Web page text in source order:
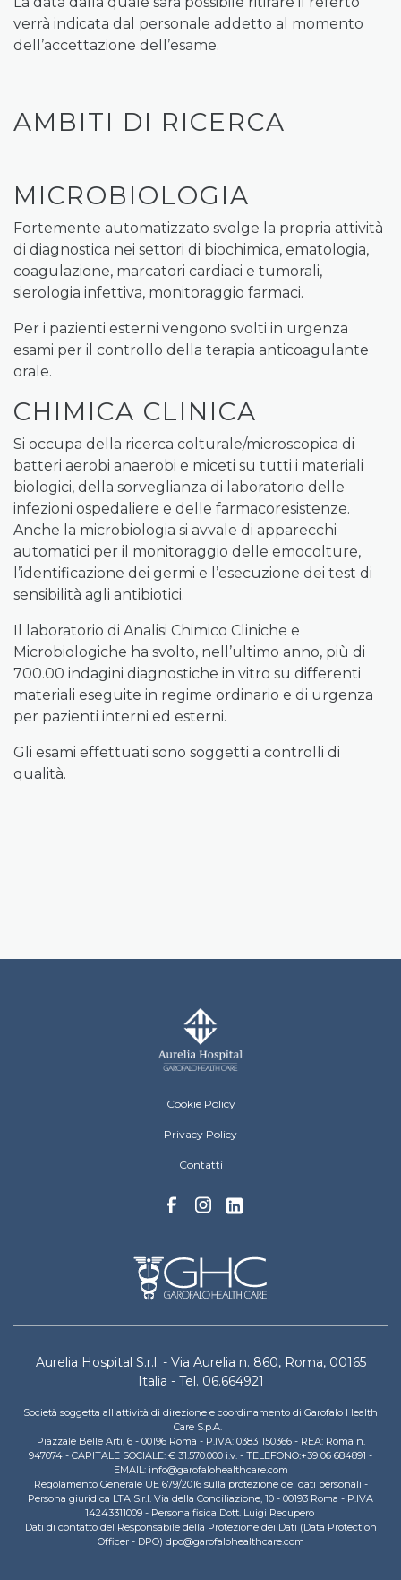
verrà indicata dal personale addetto al momento
dell’accettazione dell’esame.
AMBITI DI RICERCA
MICROBIOLOGIA
Fortemente automatizzato svolge la propria attività
di diagnostica nei settori di biochimica, ematologia,
coagulazione, marcatori cardiaci e tumorali,
sierologia infettiva, monitoraggio farmaci.
Per i pazienti esterni vengono svolti in urgenza
esami per il controllo della terapia anticoagulante
orale.
CHIMICA CLINICA
Si occupa della ricerca colturale/microscopica di
batteri aerobi anaerobi e miceti su tutti i materiali
biologici, della sorveglianza di laboratorio delle
infezioni ospedaliere e delle farmacoresistenze.
Anche la microbiologia si avvale di apparecchi
automatici per il monitoraggio delle emocolture,
l’identificazione dei germi e l’esecuzione dei test di
sensibilità agli antibiotici.
Il laboratorio di Analisi Chimico Cliniche e
Microbiologiche ha svolto, nell’ultimo anno, più di
700.00 indagini diagnostiche in vitro su differenti
materiali eseguite in regime ordinario e di urgenza
per pazienti interni ed esterni.
Gli esami effettuati sono soggetti a controlli di
qualità.
Aurelia Hospital Menu Footer
Cookie Policy
Privacy Policy
Contatti
Aurelia Hospital S.r.l. - Via Aurelia n. 860, Roma, 00165
Italia - Tel. 06.664921
Società soggetta all'attività di direzione e coordinamento di Garofalo Health
Care S.p.A.
Piazzale Belle Arti, 6 - 00196 Roma - P.IVA: 03831150366 - REA: Roma n.
947074 - CAPITALE SOCIALE: € 31.570.000 i.v. - TELEFONO:+39 06 684891 -
EMAIL: info@garofalohealthcare.com
Regolamento Generale UE 679/2016 sulla protezione dei dati personali -
Persona giuridica LTA S.r.l. Via della Conciliazione, 10 - 00193 Roma - P.IVA
14243311009 - Persona fisica Dott. Luigi Recupero
Dati di contatto del Responsabile della Protezione dei Dati (Data Protection
Officer - DPO) dpo@garofalohealthcare.com